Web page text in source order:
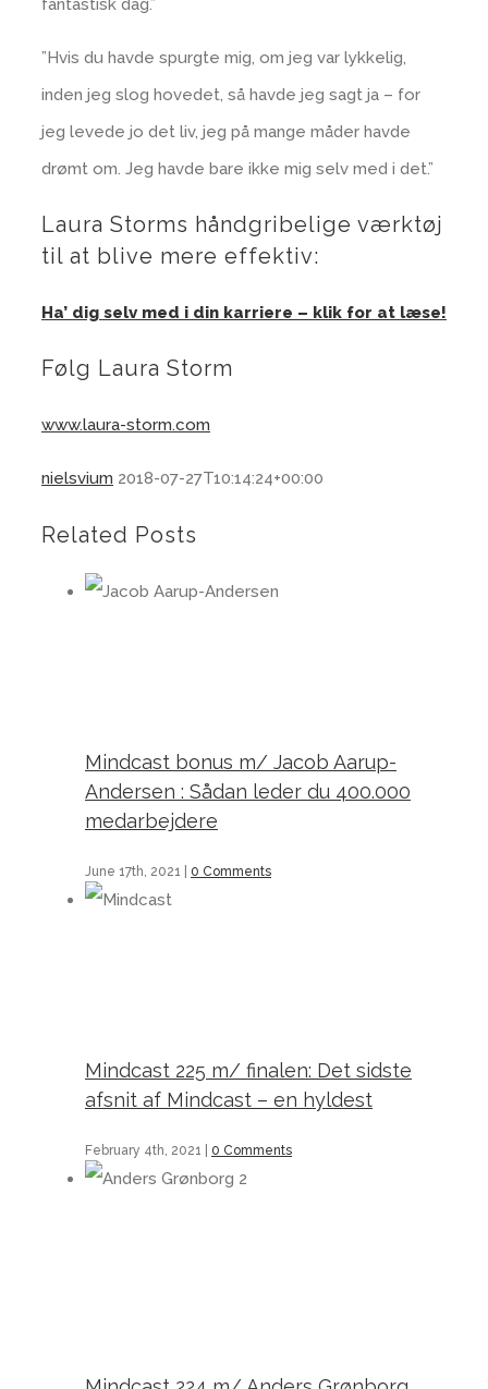
fantastisk dag.”
”Hvis du havde spurgte mig, om jeg var lykkelig,
inden jeg slog hovedet, så havde jeg sagt ja – for
jeg levede jo det liv, jeg på mange måder havde
drømt om. Jeg havde bare ikke mig selv med i det.”
Laura Storms håndgribelige værktøj
til at blive mere effektiv:
Ha’ dig selv med i din karriere – klik for at læse!
Følg Laura Storm
www.laura-storm.com
nielsvium 2018-07-27T10:14:24+00:00
Related Posts
Mindcast bonus m/ Jacob Aarup-
Andersen : Sådan leder du 400.000
medarbejdere
June 17th, 2021 0 Comments
Mindcast 225 m/ finalen: Det sidste
afsnit af Mindcast – en hyldest
February 4th, 2021 0 Comments